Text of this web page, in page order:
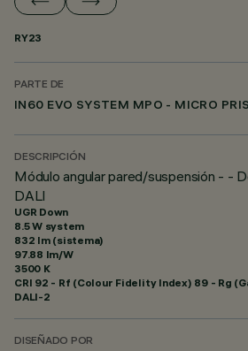
RY23
PARTE DE
IN60 EVO SYSTEM MPO - MICRO
DESCRIPCIÓN
Módulo angular pared/suspensión - -
DALI
UGR Down
8.5 W system
832 lm (sistema)
97.88 lm/W
3500 K
CRI 92 - Rf (Colour Fidelity Index) 89 - Rg
DALI-2
DISEÑADO POR